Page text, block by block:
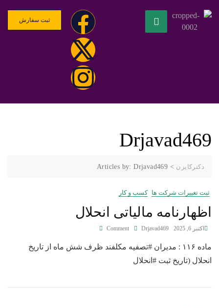
ثبت سفارش
Drjavad469
دکترکایزن >
Articles by: Drjavad469
ثبت تغییرات شرکت ها کسب و کار
اظهارنامه مالیاتی انحلال
اکتبر 6, 2025 Drjavad469
Comment
ماده ۱۱۶ : مدیران #تصفیه مکلفند ظرف شش ماه از تاریخ
انحلال (تاریخ ثبت #انحلال